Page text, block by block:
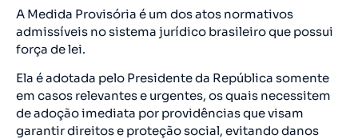
A Medida Provisória é um dos atos normativos
admissíveis no sistema jurídico brasileiro que possui
força de lei.
Ela é adotada pelo Presidente da República somente
em casos relevantes e urgentes, os quais necessitem
de adoção imediata por providências que visam
garantir direitos e proteção social, evitando danos